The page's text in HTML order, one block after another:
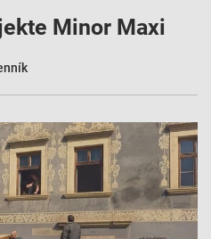
Minor Maxi